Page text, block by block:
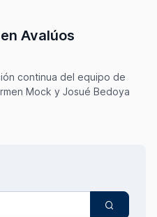
Avalúos
continua del equipo de
Mock y Josué Bedoya